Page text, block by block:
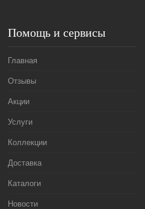
Помощь и сервисы
Главная
Отзывы
Акции
Услуги
Коллекции
Доставка
Каталоги
Новости